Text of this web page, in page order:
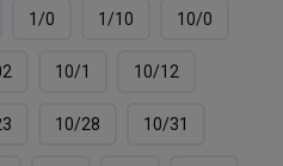
1/0 1/10 10/0
10/1 10/12
10/28 10/31